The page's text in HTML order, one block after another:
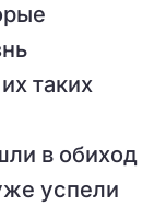
таких
в обиход
успели